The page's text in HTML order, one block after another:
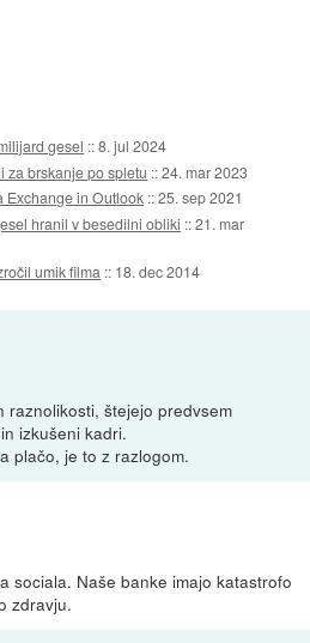
gesel ::8. jul 2024
za brskanje po spletu ::24. mar 2023
Exchange in Outlook ::25. sep 2021
hranil v besedilni obliki ::21. mar
umik filma :: 18. dec 2014
raznolikosti, štejejo predvsem
izkušeni kadri.
plačo, je to z razlogom.
sociala. Naše banke imajo katastrofo
zdravju.